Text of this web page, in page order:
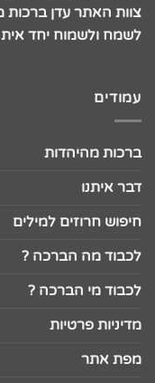
צוות האתר עדן
לשמח ולשמוח יחד
עמודים
ברכות מהיהדות
דבר איתנו
חיפוש חרוזים למילים
לכבוד מה הברכה ?
לכבוד מי הברכה ?
מדיניות פרטיות
מפת אתר